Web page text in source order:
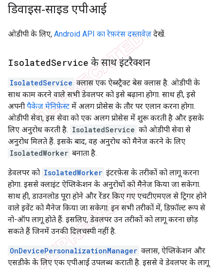
डिवाइस-साइड एपीआई
ओडीपी के लिए, Android API का रेफ़रंस दस्तावेज़ देखें.
IsolatedService के साथ इंटरैक्शन
IsolatedService क्लास एक ऐब्स्ट्रैक्ट बेस क्लास है. ओडीपी के
साथ काम करने वाले सभी डेवलपर को इसे बढ़ाना होगा. साथ ही, इसे
अपनी पैकेज मेनिफ़ेस्ट में अलग प्रोसेस के तौर पर एलान करना होगा.
ओडीपी सेवा, इस सेवा को एक अलग प्रोसेस में शुरू करती है और इसके
लिए अनुरोध करती है. IsolatedService को ओडीपी सेवा से
अनुरोध मिलते हैं. इसके बाद, वह अनुरोध को मैनेज करने के लिए
IsolatedWorker बनाता है.
डेवलपर को IsolatedWorker इंटरफ़ेस के तरीकों को लागू करना
होगा. इससे क्लाइंट ऐप्लिकेशन के अनुरोधों को मैनेज किया जा सकेगा.
साथ ही, डाउनलोड पूरा होने और रेंडर किए गए एचटीएमएल से ट्रिगर होने
वाले इवेंट को मैनेज किया जा सकेगा. इन सभी तरीकों में, डिफ़ॉल्ट रूप से
नो-ऑप लागू होते हैं. इसलिए, डेवलपर उन तरीकों को लागू करना छोड़
सकते हैं जिनमें उनकी दिलचस्पी नहीं है.
OnDevicePersonalizationManager क्लास, ऐप्लिकेशन और
एसडीके के लिए एक एपीआई उपलब्ध कराती है. इससे वे डेवलपर के लागू